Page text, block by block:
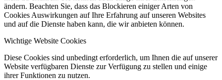
ändern. Beachten Sie, dass das Blockieren einiger Arten von
Cookies Auswirkungen auf Ihre Erfahrung auf unseren Websites
und auf die Dienste haben kann, die wir anbieten können.
Wichtige Website Cookies
Diese Cookies sind unbedingt erforderlich, um Ihnen die auf unserer
Website verfügbaren Dienste zur Verfügung zu stellen und einige
ihrer Funktionen zu nutzen.